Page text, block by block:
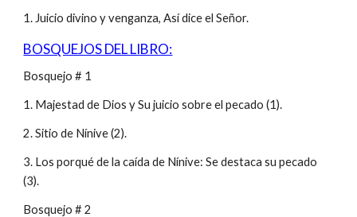
1. Juicio divino y venganza, Así dice el Señor.
BOSQUEJOS DEL LIBRO:
Bosquejo # 1
1. Majestad de Dios y Su juicio sobre el pecado (1).
2. Sitio de Nínive (2).
3. Los porqué de la caída de Nínive: Se destaca su pecado
(3).
Bosquejo # 2